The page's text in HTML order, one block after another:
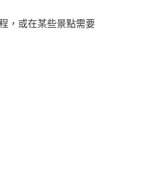
，或在某些景點需要